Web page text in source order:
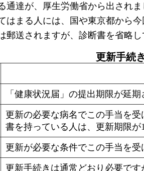
通達が、厚生労働省から出され
まる人には、国や東京都から
郵送されますが、診断書を省略し
更新手続
「健康状況届」の提出期限が延期
更新の必要な病名でこの手当を
書を持っている人は、更新期限が
更新が必要な条件でこの手当を
更新手続きは通常どおり必要で